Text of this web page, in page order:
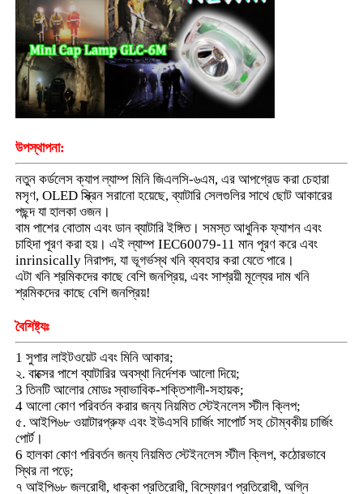
বাড়ি
পণ্য
আমাদের সম্পর্কে
কারখানা ভ্রমণ
মান নিয়ন্ত্রণ
উপস্থাপনা:
নতুন কর্ডলেস ক্যাপ ল্যাম্প মিনি জিএলসি-৬এম, এর আপগ্রেড করা চেহারা
মসৃণ, OLED স্ক্রিন সরানো হয়েছে, ব্যাটারি সেলগুলির সাথে ছোট আকারের
পছন্দ যা হালকা ওজন।
বাম পাশের বোতাম এবং ডান ব্যাটারি ইঙ্গিত। সমস্ত আধুনিক ফ্যাশন এবং
চাহিদা পূরণ করা হয়। এই ল্যাম্প IEC60079-11 মান পূরণ করে এবং
inrinsically নিরাপদ, যা ভূগর্ভস্থ খনি ব্যবহার করা যেতে পারে।
এটা খনি শ্রমিকদের কাছে বেশি জনপ্রিয়, এবং সাশ্রয়ী মূল্যের দাম খনি
শ্রমিকদের কাছে বেশি জনপ্রিয়!
বৈশিষ্ট্যঃ
1 সুপার লাইটওয়েট এবং মিনি আকার;
২. বাক্সের পাশে ব্যাটারির অবস্থা নির্দেশক আলো দিয়ে;
3 তিনটি আলোর মোডঃ স্বাভাবিক-শক্তিশালী-সহায়ক;
4 আলো কোণ পরিবর্তন করার জন্য নিয়মিত স্টেইনলেস স্টীল ক্লিপ;
৫. আইপি৬৮ ওয়াটারপ্রুফ এবং ইউএসবি চার্জিং সাপোর্ট সহ চৌম্বকীয় চার্জিং
পোর্ট।
6 হালকা কোণ পরিবর্তন জন্য নিয়মিত স্টেইনলেস স্টীল ক্লিপ, কঠোরভাবে
স্থির না পড়ে;
৭ আইপি৬৮ জলরোধী, ধাক্কা প্রতিরোধী, বিস্ফোরণ প্রতিরোধী, অগ্নি